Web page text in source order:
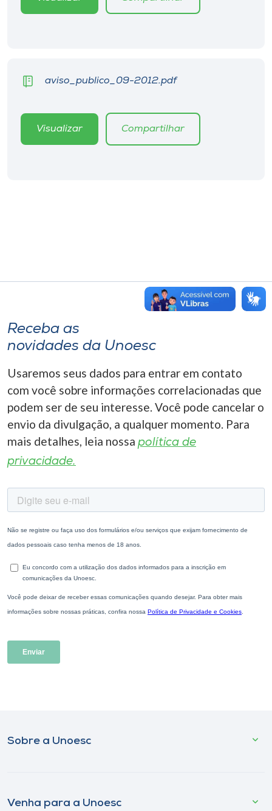
Store
Selecione
o idioma
aviso_publico_09-2012.pdf
Visualizar Compartilhar
Receba as
novidades da Unoesc
Usaremos seus dados para entrar em contato
com você sobre informações correlacionadas que
podem ser de seu interesse. Você pode cancelar o
envio da divulgação, a qualquer momento. Para
mais detalhes, leia nossa política de
privacidade.
Sobre a Unoesc
Venha para a Unoesc